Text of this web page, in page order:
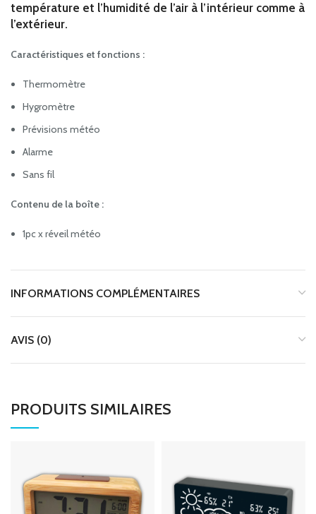
température et l’humidité de l’air à l’intérieur comme à
l’extérieur.
Caractéristiques et fonctions :
Thermomètre
Hygromètre
Prévisions météo
Alarme
Sans fil
Contenu de la boîte :
1pc x réveil météo
INFORMATIONS COMPLÉMENTAIRES
AVIS (0)
PRODUITS SIMILAIRES